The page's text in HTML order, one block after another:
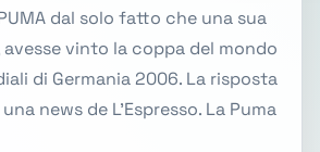
dal solo fatto che una sua
avesse vinto la coppa del mondo
di Germania 2006. La risposta
news de L’Espresso. La Puma